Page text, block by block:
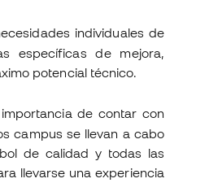
individuales de
específicas de mejora,
potencial técnico.
de contar con
campus se llevan a cabo
de calidad y todas las
llevarse una experiencia